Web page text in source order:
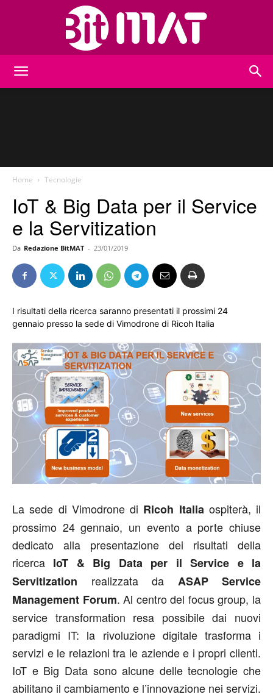
Home Tecnologie
IoT & Big Data per il Service
e la Servitization
Da Redazione BitMAT - 23/01/2019
I risultati della ricerca saranno presentati il prossimi 24
gennaio presso la sede di Vimodrone di Ricoh Italia
La sede di Vimodrone di Ricoh Italia ospiterà, il
prossimo 24 gennaio, un evento a porte chiuse
dedicato alla presentazione dei risultati della
ricerca IoT & Big Data per il Service e la
Servitization realizzata da ASAP Service
Management Forum. Al centro del focus group, la
service transformation resa possibile dai nuovi
paradigmi IT: la rivoluzione digitale trasforma i
servizi e le relazioni tra le aziende e i propri clienti.
IoT e Big Data sono alcune delle tecnologie che
abilitano il cambiamento e l’innovazione nei servizi.